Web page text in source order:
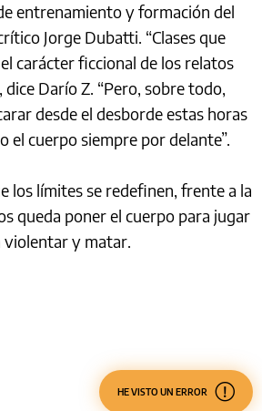
entrenamiento y formación del
Jorge Dubatti. “Clases que
carácter ficcional de los relatos
dice Darío Z. “Pero, sobre todo,
desde el desborde estas horas
el cuerpo siempre por delante”.
los límites se redefinen, frente a la
queda poner el cuerpo para jugar
violentar y matar.
HE VISTO UN ERROR